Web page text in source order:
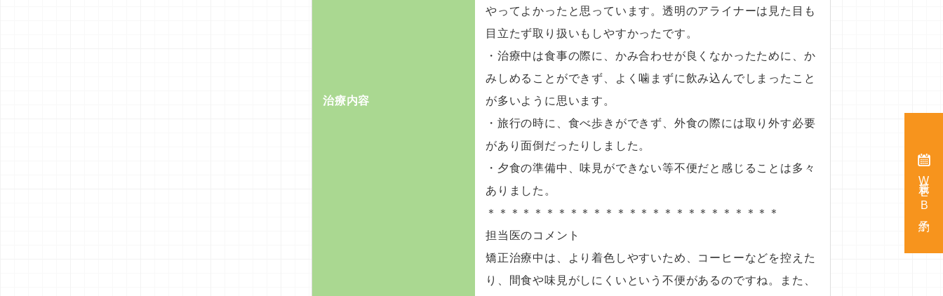
新規WEB予約
治療内容
やってよかったと思っています。透明のアライナーは見た目も
目立たず取り扱いもしやすかったです。
・治療中は食事の際に、かみ合わせが良くなかったために、か
みしめることができず、よく噛まずに飲み込んでしまったこと
が多いように思います。
・旅行の時に、食べ歩きができず、外食の際には取り外す必要
があり面倒だったりしました。
・夕食の準備中、味見ができない等不便だと感じることは多々
ありました。
＊＊＊＊＊＊＊＊＊＊＊＊＊＊＊＊＊＊＊＊＊＊＊＊＊
担当医のコメント
矯正治療中は、より着色しやすいため、コーヒーなどを控えた
り、間食や味見がしにくいという不便があるのですね。また、